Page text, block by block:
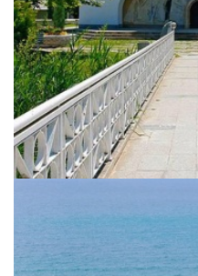
Sommerurlaub